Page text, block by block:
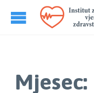
Mjesec: